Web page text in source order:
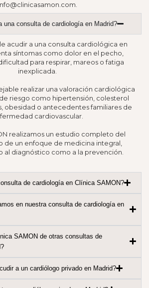
una consulta de cardiología en Madrid?
acudir a una consulta cardiológica en
síntomas como dolor en el pecho,
para respirar, mareos o fatiga
inexplicada.
realizar una valoración cardiológica
riesgo como hipertensión, colesterol
obesidad o antecedentes familiares de
cardiovascular.
realizamos un estudio completo del
de un enfoque de medicina integral,
al diagnóstico como a la prevención.
de cardiología en Clínica SAMON?
en nuestra consulta de cardiología en
SAMON de otras consultas de
a un cardiólogo privado en Madrid?